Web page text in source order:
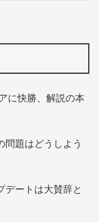
に快勝、解説の本
題はどうしよう
デートは大賛辞と